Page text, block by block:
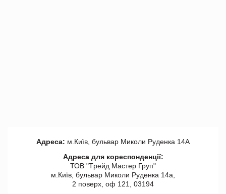
Адреса: м.Київ, бульвар Миколи Руденка 14А
Адреса для кореспонденції:
ТОВ "Tрейд Мастер Груп"
м.Київ, бульвар Миколи Руденка 14а,
2 поверх, оф 121, 03194